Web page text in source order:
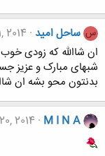
س ساحل امید 2014
ان شاالله که زودی
شبهای مبارک و عزیز
بدنتون محو بشه ان
M I N A
2014